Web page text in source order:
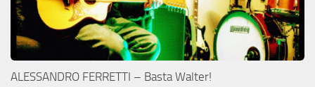
ALESSANDRO FERRETTI – Basta Walter!